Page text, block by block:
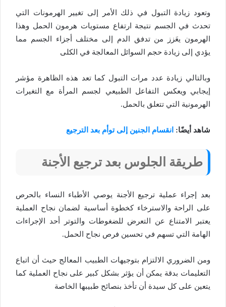
وتعود زيادة التبول في ذلك الأمر إلى تغيير الهرمونات التي
تحدث في الجسم نتيجة ارتفاع مستويات هرمون الحمل وهذا
الهرمون يعَزز من تدفق الدم إلى مختلف أجزاء الجسم مما
يؤدي إلى زيادة حجم السوائل المعالجة في الكلى
وبالتالي زيادة عدد مرات التبول كما تعد هذه الظاهرة مؤشر
إيجابي ويعكس التفاعل الطبيعي لجسم المرأة مع التغيرات
الهرمونية التي تتعلق بالحمل.
شاهد أيضًا: انقسام الجنين إلى توأم بعد الترجيع
طريقة الجلوس بعد ترجيع الأجنة
بعد إجراء عملية ترجيع الأجنة يوصي الأطباء النساء بالحرص
على الراحة والاسترخاء كخطوة أساسية لضمان نجاح العملية
يعتبر الامتناع عن التعرض للضغوطات والتوتر أحد الإجراءات
الهامة التي تسهم في تحسين فرص نجاح الحمل.
ومن الضروري الالتزام بتوجيهات الطبيب المعالج حيث أن اتباع
التعليمات بدقة يمكن أن يؤثر بشكل كبير على نجاح العملية كما
يتعين على كل سيدة أن تأخذ بنصائح طبيبها الخاصة